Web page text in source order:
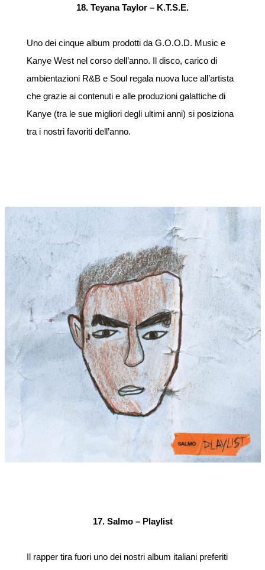
18. Teyana Taylor – K.T.S.E.
Uno dei cinque album prodotti da G.O.O.D. Music e
Kanye West nel corso dell’anno. Il disco, carico di
ambientazioni R&B e Soul regala nuova luce all’artista
che grazie ai contenuti e alle produzioni galattiche di
Kanye (tra le sue migliori degli ultimi anni) si posiziona
tra i nostri favoriti dell’anno.
17. Salmo – Playlist
Il rapper tira fuori uno dei nostri album italiani preferiti